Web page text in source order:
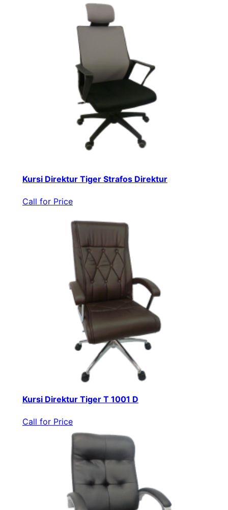
Kursi Direktur Tiger Strafos Direktur
Call for Price
Kursi Direktur Tiger T 1001 D
Call for Price